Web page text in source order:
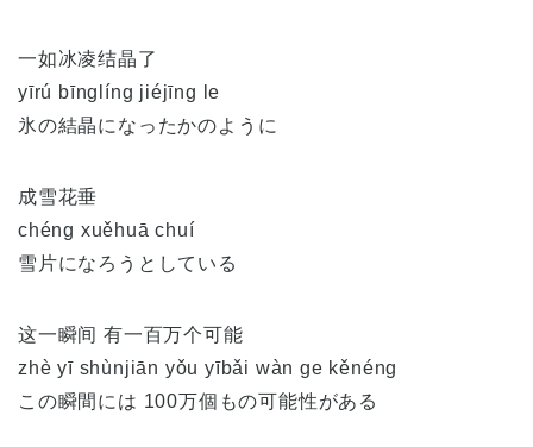
一如冰凌结晶了
yīrú bīnglíng jiéjīng le
氷の結晶になったかのように
成雪花垂
chéng xuěhuā chuí
雪片になろうとしている
这一瞬间 有一百万个可能
zhè yī shùnjiān yǒu yībǎi wàn ge kěnéng
この瞬間には 100万個もの可能性がある